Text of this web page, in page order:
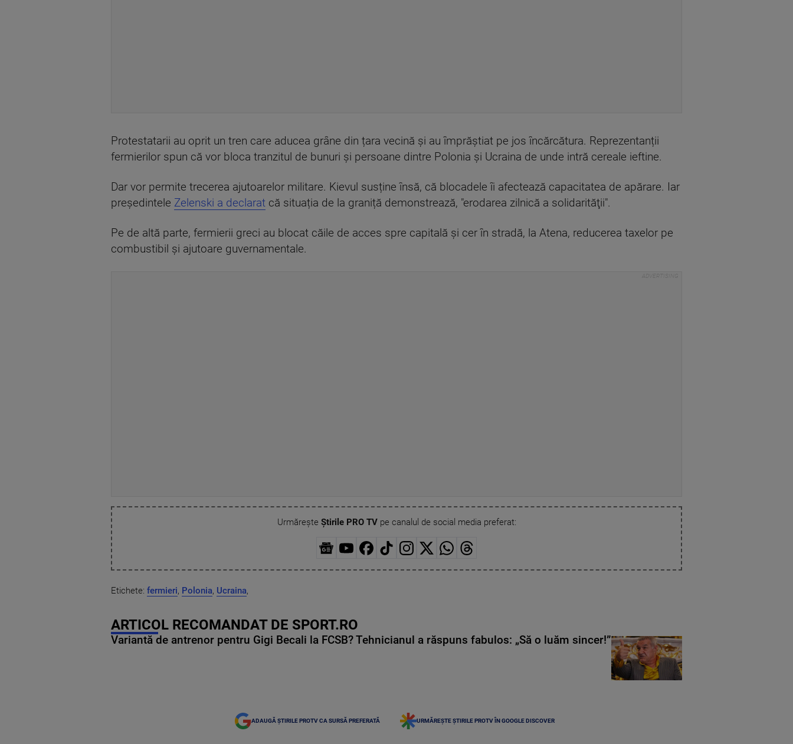
Protestatarii au oprit un tren care aducea grâne din țara vecină și au împrăștiat pe jos încărcătura. Reprezentanții
fermierilor spun că vor bloca tranzitul de bunuri și persoane dintre Polonia și Ucraina de unde intră cereale ieftine.
Dar vor permite trecerea ajutoarelor militare. Kievul susține însă, că blocadele îi afectează capacitatea de apărare. Iar
președintele Zelenski a declarat că situația de la graniță demonstrează, "erodarea zilnică a solidarităţii".
Pe de altă parte, fermierii greci au blocat căile de acces spre capitală și cer în stradă, la Atena, reducerea taxelor pe
combustibil și ajutoare guvernamentale.
Urmărește Știrile PRO TVpe canalul de social media preferat:
Etichete: fermieri, Polonia, Ucraina,
ARTICOL RECOMANDAT DE SPORT.RO
Variantă de antrenor pentru Gigi Becali la FCSB? Tehnicianul a răspuns fabulos: „Să o luăm sincer!”
ADAUGĂ ȘTIRILE PROTV CA SURSĂ PREFERATĂ URMĂREȘTE ȘTIRILE PROTV ÎN GOOGLE DISCOVER